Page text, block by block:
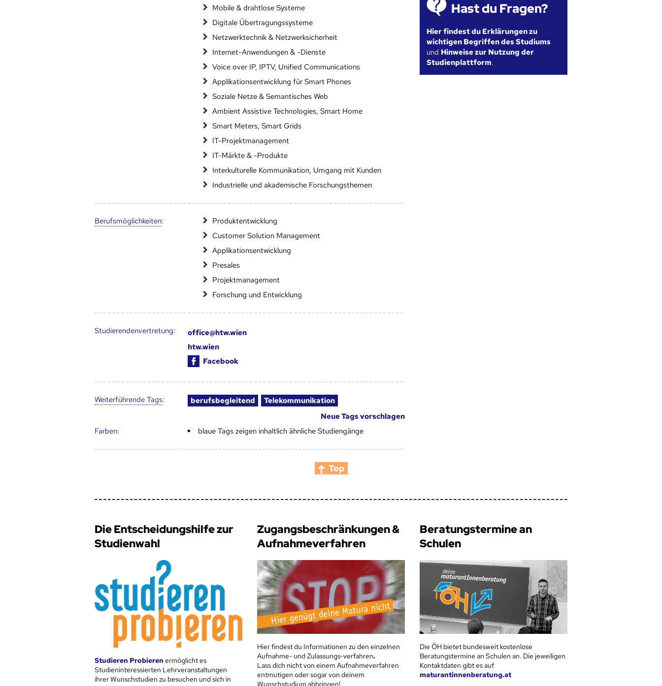
Mobile & drahtlose Systeme
Digitale Übertragungssysteme
Netzwerktechnik & Netzwerksicherheit
Internet-Anwendungen & -Dienste
Voice over IP, IPTV, Unified Communications
Applikationsentwicklung für Smart Phones
Soziale Netze & Semantisches Web
Ambient Assistive Technologies, Smart Home
Smart Meters, Smart Grids
IT-Projektmanagement
IT-Märkte & -Produkte
Interkulturelle Kommunikation, Umgang mit Kunden
Industrielle und akademische Forschungsthemen
Berufs­möglich­keiten:
Produktentwicklung
Customer Solution Management
Applikationsentwicklung
Presales
Projektmanagement
Forschung und Entwicklung
Studierendenvertretung:
office@htw.wien
htw.wien
Facebook
Weiter­führende Tags: berufsbegleitend
Telekommunikation
Neue Tags vorschlagen
Farben:
blaue Tags zeigen inhaltlich ähnliche Studiengänge
Hast du Fragen?
Hier findest du Erklärungen zu
wichtigen Begriffen des Studiums
und Hinweise zur Nutzung der
Studienplattform.
Top
Die Entscheidungshilfe zur
Studienwahl
Studieren Probieren ermöglicht es
Studieninteressierten Lehrveranstaltungen
ihrer Wunschstudien zu besuchen und sich in
Zugangsbeschränkungen &
Aufnahmeverfahren
Hier findest du Informationen zu den einzelnen
Aufnahme- und Zulassungs-verfahren.
Lass dich nicht von einem Aufnahmeverfahren
entmutigen oder sogar von deinem
Wunschstudium abbringen!
Beratungstermine an
Schulen
Die ÖH bietet bundesweit kostenlose
Beratungstermine an Schulen an. Die jeweiligen
Kontaktdaten gibt es auf
maturantinnenberatung.at